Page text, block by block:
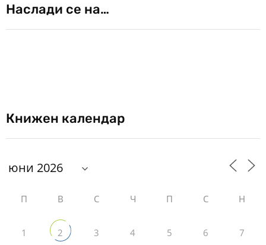
Наслади се на…
Книжен календар
П В С Ч П С Н
1 2 3 4 5 6 7